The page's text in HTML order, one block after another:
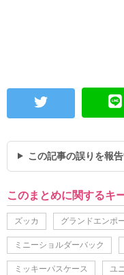
この記事の誤りを報
このまとめに関するキ
ズッカ グランドエンポ
ミニーショルダーバック
ミッキーパスケース ユ